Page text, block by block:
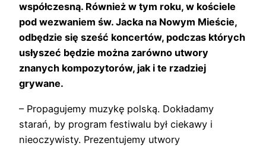
współczesną. Również w tym roku, w kościele
pod wezwaniem św. Jacka na Nowym Mieście,
odbędzie się sześć koncertów, podczas których
usłyszeć będzie można zarówno utwory
znanych kompozytorów, jak i te rzadziej
grywane.
– Propagujemy muzykę polską. Dokładamy
starań, by program festiwalu był ciekawy i
nieoczywisty. Prezentujemy utwory